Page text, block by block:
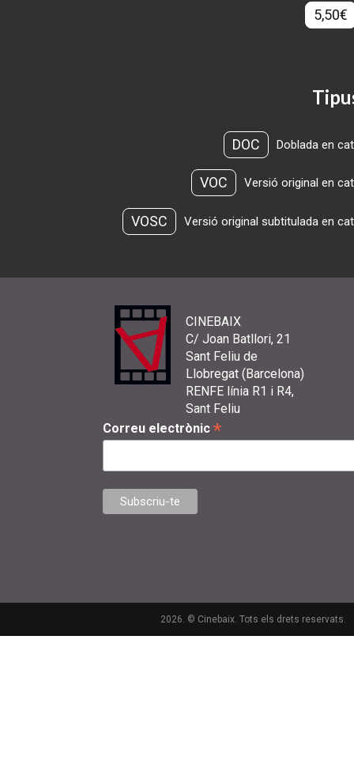
5,50€
DOC Doblada en
VOC Versió original en
VOSC Versió original subtitulada en
CINEBAIX
C/ Joan Batllori, 21
Sant Feliu de
Llobregat (Barcelona)
RENFE línia R1 i R4,
Sant Feliu
Correu electrònic *
2026. © Cinebaix. Tots els drets reservats.